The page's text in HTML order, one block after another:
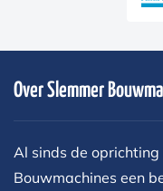
Over Slemmer
Al sinds de
Bouwmachines een